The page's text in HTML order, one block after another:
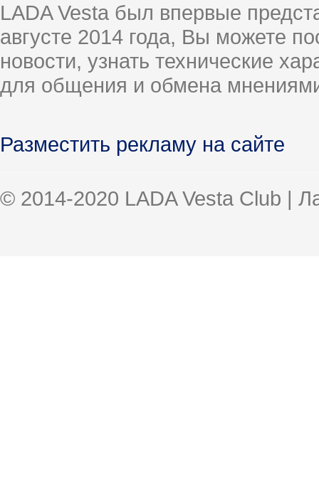
LADA Vesta был впервые
августе 2014 года, Вы можете
новости, узнать технические
для общения и обмена
Разместить рекламу на сайте
© 2014-2020 LADA Vesta Club |